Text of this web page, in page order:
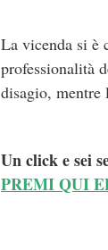
La vicenda si è
professionalità
disagio, mentre
Un click e sei
PREMI QUI